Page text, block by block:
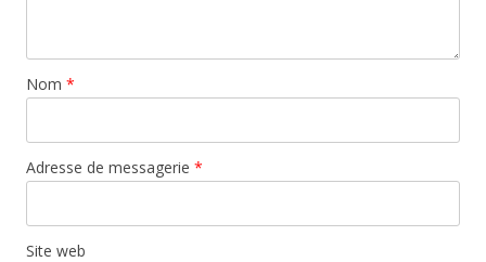
Nom *
Adresse de messagerie *
Site web